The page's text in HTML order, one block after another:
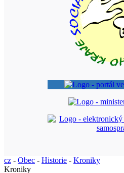
cz - Obec - Historie - Kroniky
Kroniky